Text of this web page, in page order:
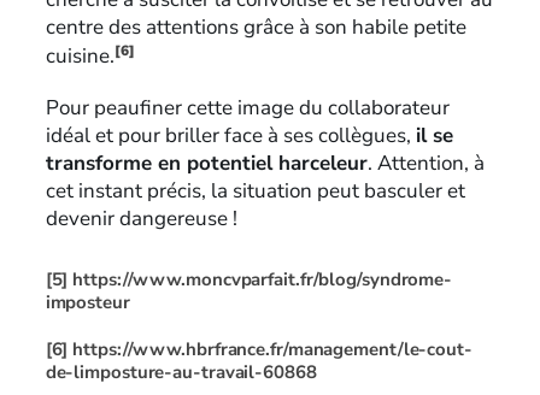
centre des attentions grâce à son habile petite
cuisine.[6]
Pour peaufiner cette image du collaborateur
idéal et pour briller face à ses collègues, il se
transforme en potentiel harceleur. Attention, à
cet instant précis, la situation peut basculer et
devenir dangereuse !
[5] https://www.moncvparfait.fr/blog/syndrome-
imposteur
[6] https://www.hbrfrance.fr/management/le-cout-
de-limposture-au-travail-60868